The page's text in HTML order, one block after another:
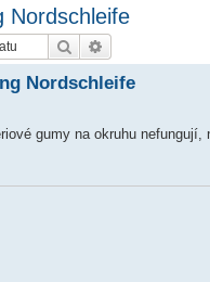
Nordschleife
Hledat
Nordschleife
gumy na okruhu